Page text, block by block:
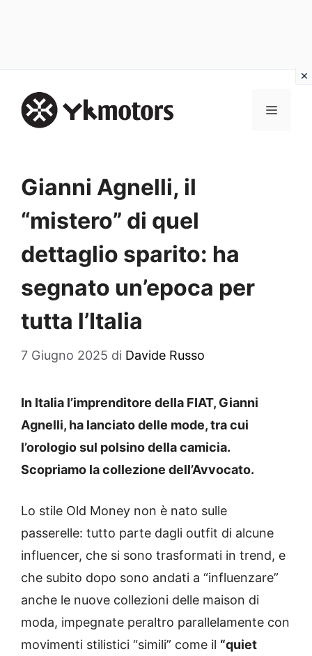
contenuto
MENU
Gianni Agnelli, il
“mistero” di quel
dettaglio sparito: ha
segnato un’epoca per
tutta l’Italia
7 Giugno 2025 di Davide Russo
In Italia l’imprenditore della FIAT, Gianni
Agnelli, ha lanciato delle mode, tra cui
l’orologio sul polsino della camicia.
Scopriamo la collezione dell’Avvocato.
Lo stile Old Money non è nato sulle
passerelle: tutto parte dagli outfit di alcune
influencer, che si sono trasformati in trend, e
che subito dopo sono andati a “influenzare”
anche le nuove collezioni delle maison di
moda, impegnate peraltro parallelamente con
movimenti stilistici “simili” come il “quiet